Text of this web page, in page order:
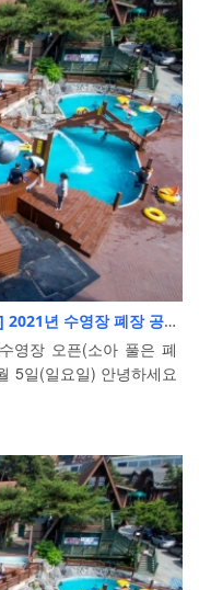
2021년 수영장 폐장 공지
영장 오픈(소아 풀은 폐
5일(일요일) 안녕하세요
님들의 즐거운 모습을